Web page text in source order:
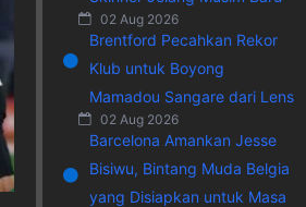
02 Aug 2026
Brentford Pecahkan Rekor
Klub untuk Boyong
Mamadou Sangare dari Lens
02 Aug 2026
Barcelona Amankan Jesse
Bisiwu, Bintang Muda Belgia
yang Disiapkan untuk Masa